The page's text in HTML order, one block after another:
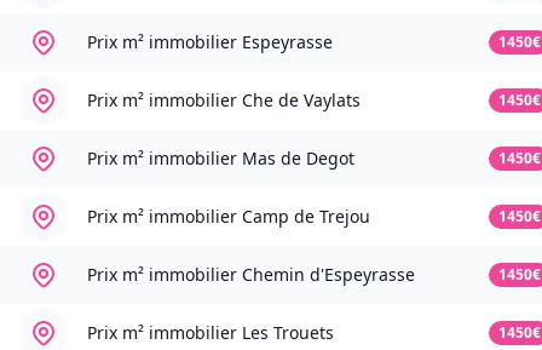
Prix m² immobilier Espeyrasse 1450€
Prix m² immobilier Che de Vaylats 1450€
Prix m² immobilier Mas de Degot 1450€
Prix m² immobilier Camp de Trejou 1450€
Prix m² immobilier Chemin d'Espeyrasse 1450€
Prix m² immobilier Les Trouets 1450€